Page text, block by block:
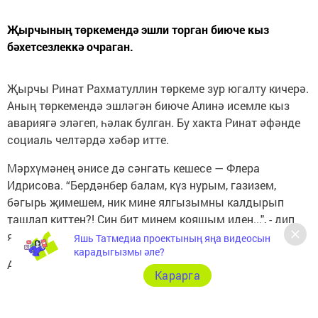
Җырчының төркемендә эшли торган биюче кыз
бәхетсезлеккә очраган.
Җырчы Ринат Рахматуллин төркеме зур югалту кичерә.
Аның төркемендә эшләгән биюче Алинә исемле кыз
авариягә эләгеп, һәлак булган. Бу хакта Ринат әфәнде
социаль челтәрдә хәбәр итте.
Мәрхүмәнең әнисе дә сәнгать кешесе — Флера
Идрисова. “Бердәнбер балам, күз нурым, газизем,
бәгырь җимешем, ник мине ялгызымны калдырып
ташлап киттең?! Син бит минем кояшым идең...", - дип
язган ул да социаль челтәрдәге сәхифәсендә.
Алинәнең якыннарының кайгысын уртаклашабыз.
Яшь Татмедиа проектының яңа видеосын
карадыгызмы әле?
Карарга